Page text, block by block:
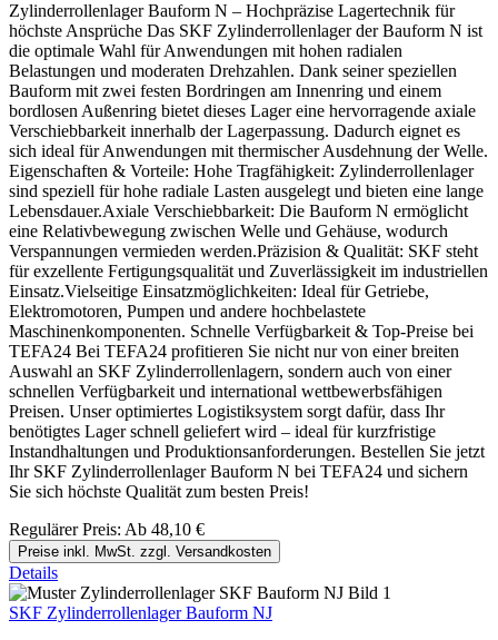
Zylinderrollenlager Bauform N – Hochpräzise Lagertechnik für
höchste Ansprüche Das SKF Zylinderrollenlager der Bauform N ist
die optimale Wahl für Anwendungen mit hohen radialen
Belastungen und moderaten Drehzahlen. Dank seiner speziellen
Bauform mit zwei festen Bordringen am Innenring und einem
bordlosen Außenring bietet dieses Lager eine hervorragende axiale
Verschiebbarkeit innerhalb der Lagerpassung. Dadurch eignet es
sich ideal für Anwendungen mit thermischer Ausdehnung der Welle.
Eigenschaften & Vorteile: Hohe Tragfähigkeit: Zylinderrollenlager
sind speziell für hohe radiale Lasten ausgelegt und bieten eine lange
Lebensdauer.Axiale Verschiebbarkeit: Die Bauform N ermöglicht
eine Relativbewegung zwischen Welle und Gehäuse, wodurch
Verspannungen vermieden werden.Präzision & Qualität: SKF steht
für exzellente Fertigungsqualität und Zuverlässigkeit im industriellen
Einsatz.Vielseitige Einsatzmöglichkeiten: Ideal für Getriebe,
Elektromotoren, Pumpen und andere hochbelastete
Maschinenkomponenten. Schnelle Verfügbarkeit & Top-Preise bei
TEFA24 Bei TEFA24 profitieren Sie nicht nur von einer breiten
Auswahl an SKF Zylinderrollenlagern, sondern auch von einer
schnellen Verfügbarkeit und international wettbewerbsfähigen
Preisen. Unser optimiertes Logistiksystem sorgt dafür, dass Ihr
benötigtes Lager schnell geliefert wird – ideal für kurzfristige
Instandhaltungen und Produktionsanforderungen. Bestellen Sie jetzt
Ihr SKF Zylinderrollenlager Bauform N bei TEFA24 und sichern
Sie sich höchste Qualität zum besten Preis!
Regulärer Preis: Ab 48,10 €
Preise inkl. MwSt. zzgl. Versandkosten
Details
SKF Zylinderrollenlager Bauform NJ